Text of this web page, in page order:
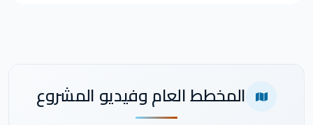
المخطط العام وفيديو المشروع